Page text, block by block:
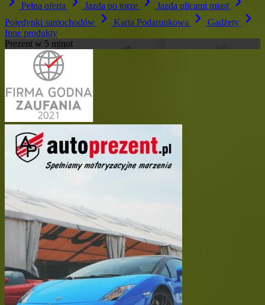
Pełna oferta Jazda po torze
Jazda ulicami miast
Pojedynki samochodów
Karta Podarunkowa
Gadżety
Inne produkty
Prezent w 5 minut